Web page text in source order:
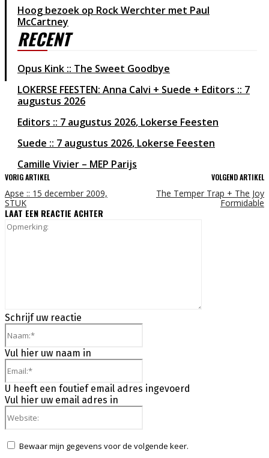
Hoog bezoek op Rock Werchter met Paul
McCartney
RECENT
Opus Kink :: The Sweet Goodbye
LOKERSE FEESTEN: Anna Calvi + Suede + Editors :: 7
augustus 2026
Editors
7 augustus 2026 Lokerse Feesten
Suede
7 augustus 2026 Lokerse Feesten
Camille Vivier – MEP Parijs
VORIG ARTIKEL
Apse :: 15 december 2009,
STUK
VOLGEND ARTIKEL
The Temper Trap + The Joy
Formidable
LAAT EEN REACTIE ACHTER
Schrijf uw reactie
Vul hier uw naam in
U heeft een foutief email adres ingevoerd
Vul hier uw email adres in
Bewaar mijn gegevens voor de volgende keer.